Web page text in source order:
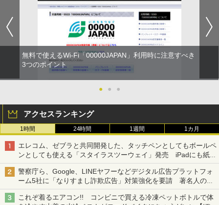
無料で使えるWi-Fi「00000JAPAN」利用時に注意すべき
3つのポイント
● ● ●
アクセスランキング
1時間 24時間 1週間 1カ月
エレコム、ゼブラと共同開発した、タッチペンとしてもボールペ
ンとしても使える「スタイラスツーウェイ」発売 iPadにも紙に
も、持ち替えずに書き込める
警察庁ら、Google、LINEヤフーなどデジタル広告プラットフォ
ーム5社に「なりすまし詐欺広告」対策強化を要請 著名人の写
真や映像を使った投資詐欺などへの対策として
これぞ着るエアコン!! コンビニで買える冷凍ペットボトルで体